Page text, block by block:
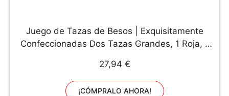
Juego de Tazas de Besos | Exquisitamente
Confeccionadas Dos Tazas Grandes, 1 Roja, 1
Empaquetadas para Regalo de Navidad,
Aniversarios, San Valentín
27,94 €
¡CÓMPRALO AHORA!